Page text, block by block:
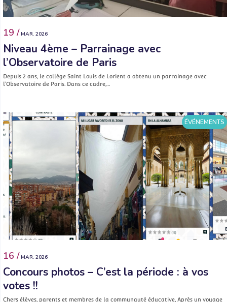
19 / MAR. 2026
Niveau 4ème – Parrainage avec
l’Observatoire de Paris
Depuis 2 ans, le collège Saint Louis de Lorient a obtenu un parrainage avec
l’Observatoire de Paris. Dans ce cadre,…
ÉVÉNEMENTS
16 / MAR. 2026
Concours photos – C’est la période : à vos
votes !!
Chers élèves, parents et membres de la communauté éducative, Après un voyage